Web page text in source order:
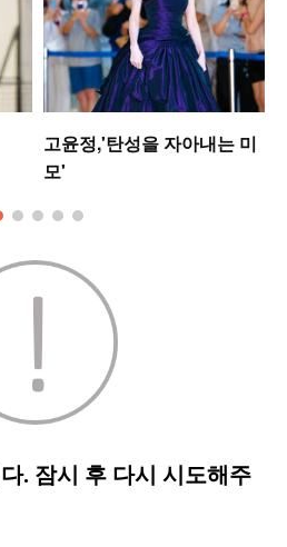
고윤정,'탄성을 자아내는 미
모'